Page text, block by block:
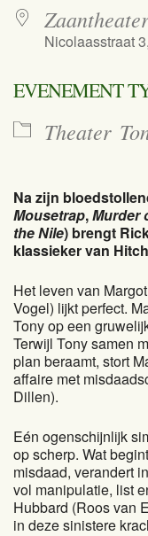
Zaantheater
Nicolaasstraat
EVENEMENT
Theater
Na zijn
Mousetrap,Murder
the Nile) brengt
klassieker van
Het leven van
Vogel) lijkt perfect.
Tony op een
Terwijl Tony samen
plan beraamt, stort
affaire met
Dillen).
Eén ogenschijnlijk
op scherp. Wat
misdaad, verandert
vol manipulatie, list
Hubbard (Roos van
in deze sinistere